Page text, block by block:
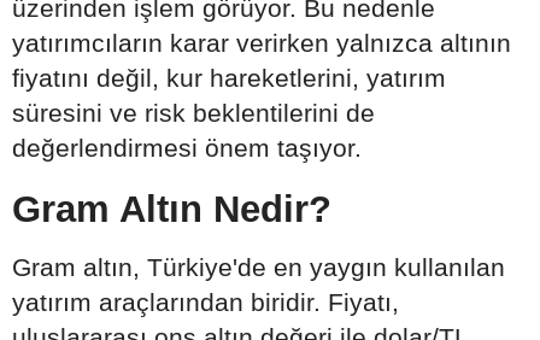
üzerinden işlem görüyor. Bu nedenle
yatırımcıların karar verirken yalnızca altının
fiyatını değil, kur hareketlerini, yatırım
süresini ve risk beklentilerini de
değerlendirmesi önem taşıyor.
Gram Altın Nedir?
Gram altın, Türkiye'de en yaygın kullanılan
yatırım araçlarından biridir. Fiyatı,